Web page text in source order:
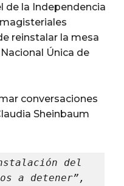
de la Independencia
reinstalar la mesa
Única de
conversaciones
Sheinbaum
del
a detener”,